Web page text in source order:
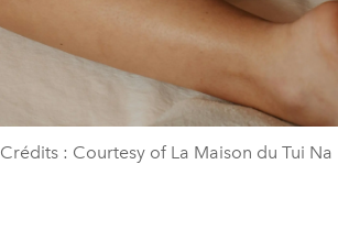
Crédits : Courtesy of La Maison du Tui Na